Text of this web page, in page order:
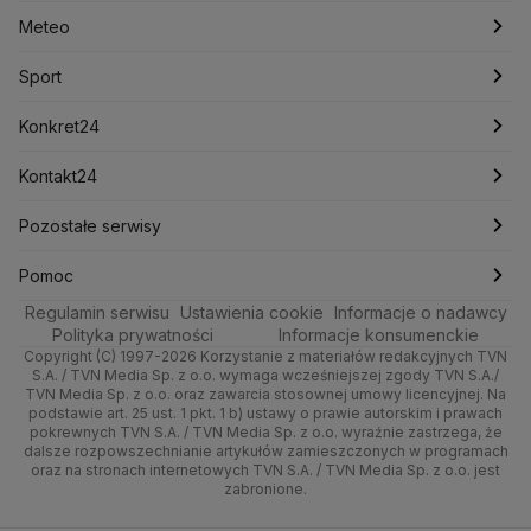
Lotnisko Chopina
Mariusz Błaszczak
Mark Zuckerberg
Ministerstwo Aktywów Państwowych
Ministerstwo Infrastruktury
Ministerstwo Rolnictwa
Ministerstwo Rozwoju i Technologii
Ministerstwo Sportu i Turystyki
Ministerstwo Cyfryzacji
Ministerstwo Edukacji Narodowej
Ministerstwo Finansów
Ministerstwo Klimatu i Środowiska
Ministerstwo Nauki i Szkolnictwa Wyższego
Meteo
Sport
Zdrowie
Technologia
Quizy
Tematy
Artykuły
Newslettery
Fakty o Świecie
Ludzie Faktów
Łódź
Katowice
Kraków
Poznań
Trójmiasto
Kielce
Kujawsko-pomorskie
Lublin
Lubuskie
Najnowsze
Notowania
Pieniądze
Nieruchomości
Rynki
Dla firm
Handel
Ze świata
Tech
Moto
Meteo
Pogoda godzinowa
Pogoda długoterminowa
Pogoda na jutro
Pogoda na weekend
Najnowsze
Polska
Prognoza
Świat
Nauka
Sport
Piłka Nożna
Tenis
Kolarstwo
Skoki Narciarskie
Sporty zimowe
Lekkoatletyka
Siatkówka
F1
Konkret24
Najnowsze
Polska
Świat
Polityka
Zdrowie
Tech
Nauka
Kontakt24
Najnowsze
Gorące Tematy
Wyślij zgłoszenie
Pozostałe serwisy
TVN
Dzień Dobry TVN
Uwaga TVN
HGTV
TVN Turbo
Pomoc
Centrum pomocy
Test zgodności
Oglądaj na TV
Zrealizuj voucher
Regulamin serwisu Ustawienia cookie
Informacje o nadawcy
Polityka prywatności
Informacje konsumenckie
Copyright (C) 1997-2026 Korzystanie z materiałów redakcyjnych TVN
S.A. / TVN Media Sp. z o.o. wymaga wcześniejszej zgody TVN S.A./
TVN Media Sp. z o.o. oraz zawarcia stosownej umowy licencyjnej. Na
podstawie art. 25 ust. 1 pkt. 1 b) ustawy o prawie autorskim i prawach
pokrewnych TVN S.A. / TVN Media Sp. z o.o. wyraźnie zastrzega, że
dalsze rozpowszechnianie artykułów zamieszczonych w programach
oraz na stronach internetowych TVN S.A. / TVN Media Sp. z o.o. jest
zabronione.